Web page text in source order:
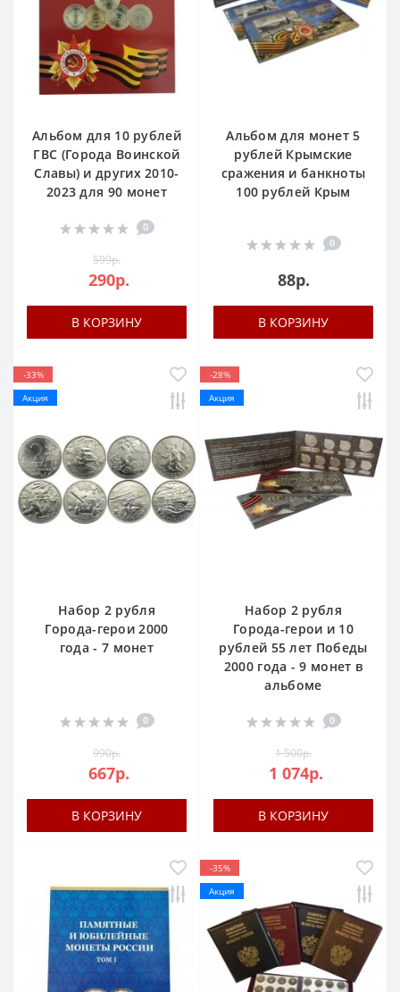
Альбом для 10 рублей
ГВС (Города Воинской
Славы) и других 2010-
2023 для 90 монет
0
599р.
290р.
В КОРЗИНУ
Альбом для монет 5
рублей Крымские
сражения и банкноты
100 рублей Крым
0
88р.
В КОРЗИНУ
-33%
Акция
Набор 2 рубля
Города-герои 2000
года - 7 монет
0
990р.
667р.
В КОРЗИНУ
-28%
Акция
Набор 2 рубля
Города-герои и 10
рублей 55 лет Победы
2000 года - 9 монет в
альбоме
0
1 500р.
1 074р.
В КОРЗИНУ
-35%
Акция